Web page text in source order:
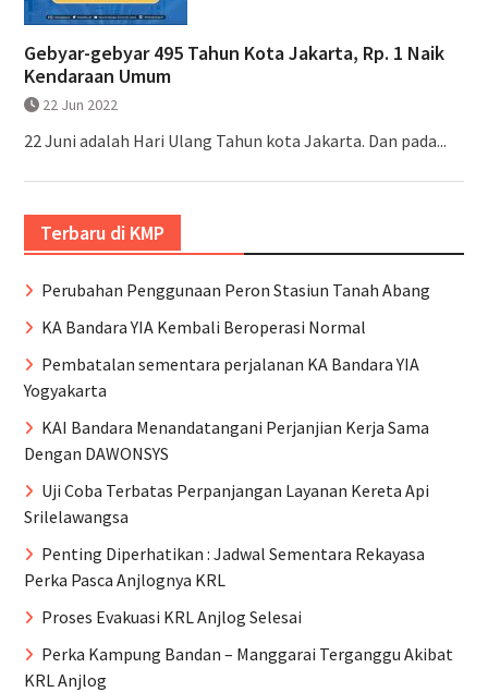
Gebyar-gebyar 495 Tahun Kota Jakarta, Rp. 1 Naik
Kendaraan Umum
22 Jun 2022
22 Juni adalah Hari Ulang Tahun kota Jakarta. Dan pada...
Terbaru di KMP
Perubahan Penggunaan Peron Stasiun Tanah Abang
KA Bandara YIA Kembali Beroperasi Normal
Pembatalan sementara perjalanan KA Bandara YIA
Yogyakarta
KAI Bandara Menandatangani Perjanjian Kerja Sama
Dengan DAWONSYS
Uji Coba Terbatas Perpanjangan Layanan Kereta Api
Srilelawangsa
Penting Diperhatikan : Jadwal Sementara Rekayasa
Perka Pasca Anjlognya KRL
Proses Evakuasi KRL Anjlog Selesai
Perka Kampung Bandan – Manggarai Terganggu Akibat
KRL Anjlog